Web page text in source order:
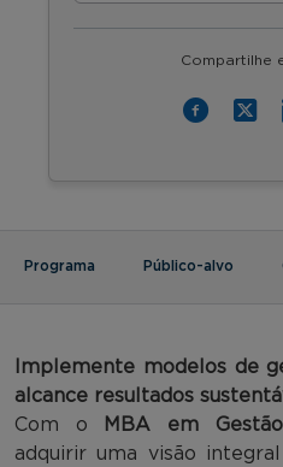
Compartilhe
Programa Público-alvo
Implemente modelos de
alcance resultados
Com o
MBA em
adquirir uma visão